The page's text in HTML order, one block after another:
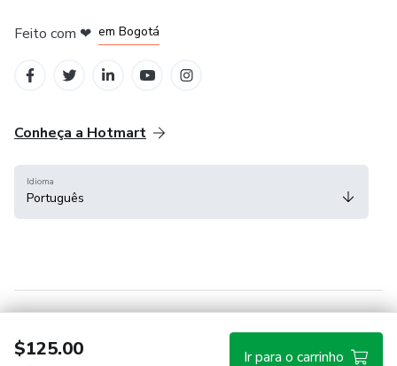
$125.00 Ir para o carrinho
Feito com ❤ em Bogotá
Conheça a Hotmart
Idioma
Português
Central de ajuda